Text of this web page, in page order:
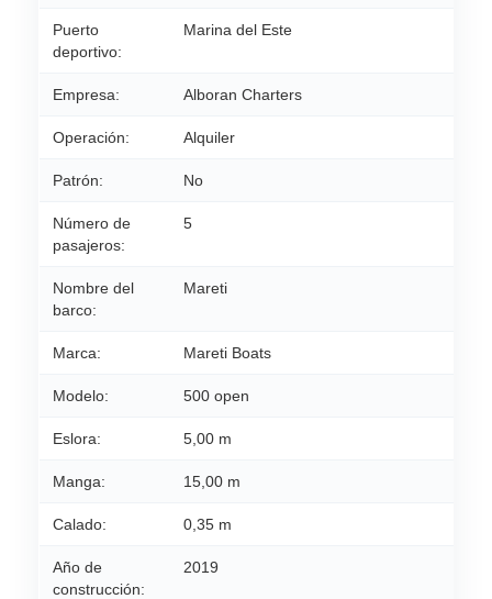
Puerto
deportivo:
Marina del Este
Empresa: Alboran Charters
Operación: Alquiler
Patrón: No
Número de
pasajeros:
5
Nombre del
barco:
Mareti
Marca: Mareti Boats
Modelo: 500 open
Eslora: 5,00 m
Manga: 15,00 m
Calado: 0,35 m
Año de
construcción:
2019